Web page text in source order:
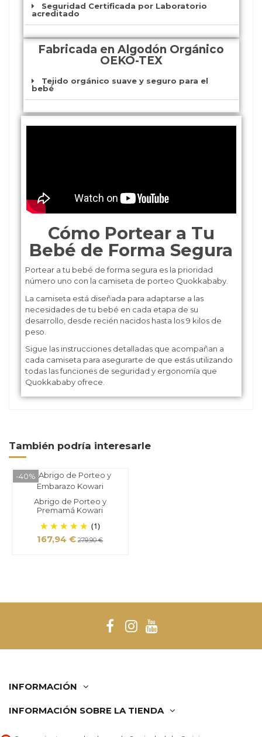
Seguridad Certificada por Laboratorio
acreditado
Fabricada en Algodón Orgánico
OEKO-TEX
Tejido orgánico suave y seguro para el
bebé
Cómo Portear a Tu
Bebé de Forma Segura
Portear a tu bebé de forma segura es la prioridad
número uno con la camiseta de porteo Quokkababy.
La camiseta está diseñada para adaptarse a las
necesidades de tu bebé en cada etapa de su
desarrollo, desde recién nacidos hasta los 9 kilos de
peso.
Sigue las instrucciones detalladas que acompañan a
cada camiseta para asegurarte de que estás utilizando
todas las funciones de seguridad y ergonomía que
Quokkababy ofrece.
También podría interesarle
-40%
Abrigo de Porteo y
Premamá Kowari
(1)
167,94 € 279,90 €
INFORMACIÓN
INFORMACIÓN SOBRE LA TIENDA